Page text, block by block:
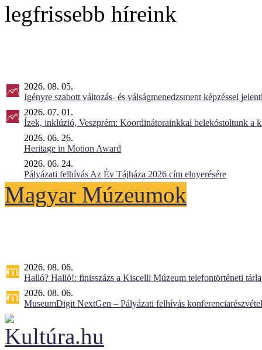
legfrissebb híreink
2026. 08. 05.
Igényre szabott változás- és válságmenedzsment képzéssel
2026. 07. 01.
Ízek, inklúzió, Veszprém: Koordinátorainkkal belekóstoltunk a
2026. 06. 26.
Heritage in Motion Award
2026. 06. 24.
Pályázati felhívás Az Év Tájháza 2026 cím elnyerésére
Magyar Múzeumok
2026. 08. 06.
Halló? Halló!: finisszázs a Kiscelli Múzeum telefontörténeti
2026. 08. 06.
MuseumDigit NextGen – Pályázati felhívás